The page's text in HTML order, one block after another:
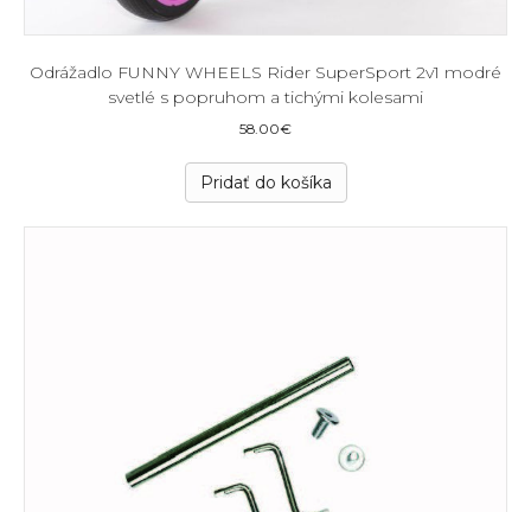
Odrážadlo FUNNY WHEELS Rider SuperSport 2v1 modré
svetlé s popruhom a tichými kolesami
58.00€
Pridať do košíka